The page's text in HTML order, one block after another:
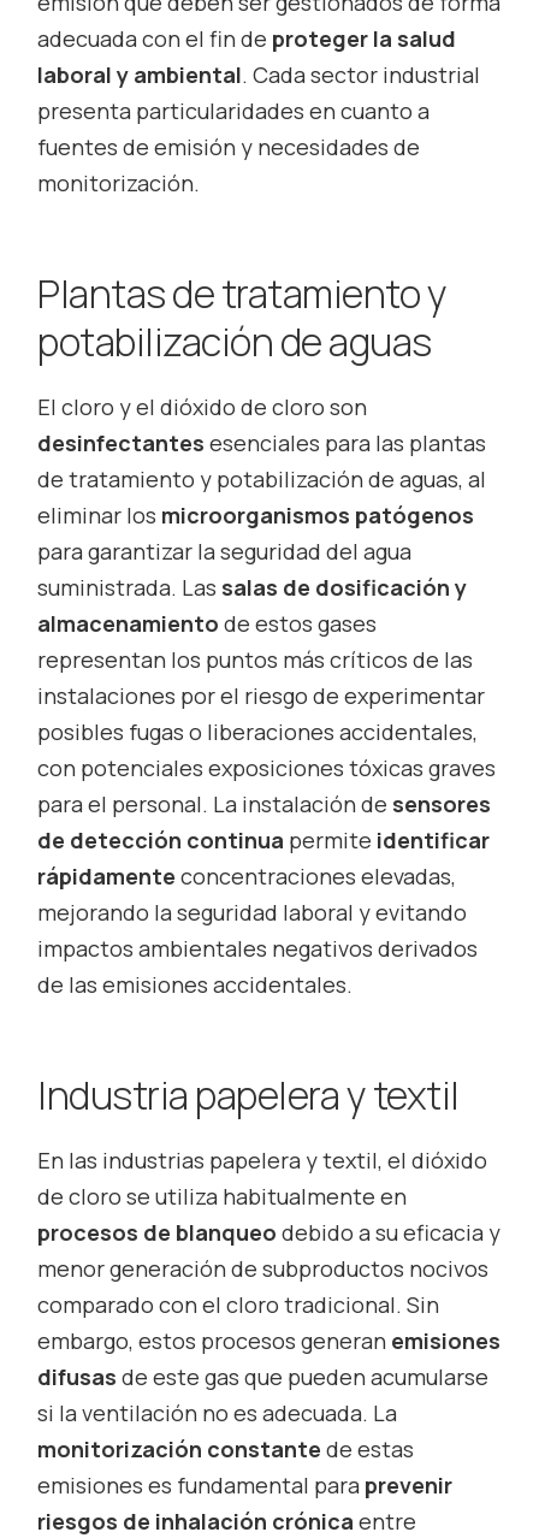
adecuada con el fin de proteger la salud
laboral y ambiental. Cada sector industrial
presenta particularidades en cuanto a
fuentes de emisión y necesidades de
monitorización.
Plantas de tratamiento y
potabilización de aguas
El cloro y el dióxido de cloro son
desinfectantesesenciales para las plantas
de tratamiento y potabilización de aguas, al
eliminar los microorganismos patógenos
para garantizar la seguridad del agua
suministrada. Las salas de dosificación y
almacenamiento de estos gases
representan los puntos más críticos de las
instalaciones por el riesgo de experimentar
posibles fugas o liberaciones accidentales,
con potenciales exposiciones tóxicas graves
para el personal. La instalación de sensores
de detección continua permite identificar
rápidamente concentraciones elevadas,
mejorando la seguridad laboral y evitando
impactos ambientales negativos derivados
de las emisiones accidentales.
Industria papelera y textil
En las industrias papelera y textil, el dióxido
de cloro se utiliza habitualmente en
procesos de blanqueo debido a su eficacia y
menor generación de subproductos nocivos
comparado con el cloro tradicional. Sin
embargo, estos procesos generan emisiones
difusas de este gas que pueden acumularse
si la ventilación no es adecuada. La
monitorización constante de estas
emisiones es fundamental para prevenir
riesgos de inhalación crónica entre